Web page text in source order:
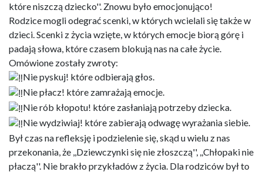
które niszczą dziecko''. Znowu było emocjonująco!
Rodzice mogli odegrać scenki, w których wcielali się także w
dzieci. Scenki z życia wzięte, w których emocje biorą górę i
padają słowa, które czasem blokują nas na całe życie.
Omówione zostały zwroty:
Nie pyskuj! które odbierają głos.
Nie płacz! które zamrażają emocje.
Nie rób kłopotu! które zasłaniają potrzeby dziecka.
Nie wydziwiaj! które zabierają odwagę wyrażania siebie.
Był czas na refleksję i podzielenie się, skąd u wielu z nas
przekonania, że ,,Dziewczynki się nie złoszczą'', ,,Chłopaki nie
płaczą''. Nie brakło przykładów z życia. Dla rodziców był to